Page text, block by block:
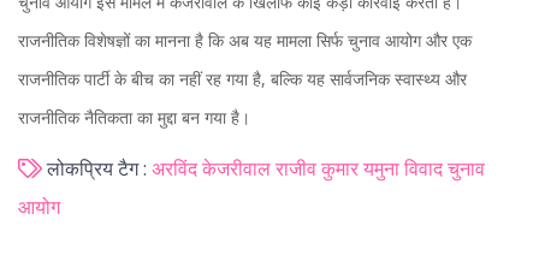
राजनीतिक विशेषज्ञों का मानना है कि अब यह मामला सिर्फ चुनाव आयोग और एक
राजनीतिक पार्टी के बीच का नहीं रह गया है, बल्कि यह सार्वजनिक स्वास्थ्य और
राजनीतिक नैतिकता का मुद्दा बन गया है।
लोकप्रिय टैग : अरविंद केजरीवाल राजीव कुमार यमुना विवाद चुनाव
आयोग